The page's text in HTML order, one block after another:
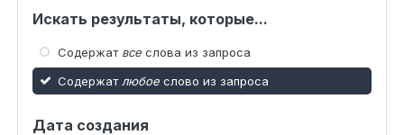
Искать результаты, которые...
Содержат все слова из запроса
Содержат любое слово из запроса
Дата создания